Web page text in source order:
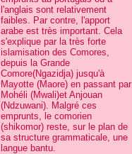
l'anglais sont relativement
faibles. Par contre, l'apport
arabe est très important. Cela
s'explique par la très forte
islamisation des Comores,
depuis la Grande
Comore(Ngazidja) jusqu'à
Mayotte (Maore) en passant par
Mohéli (Mwali)et Anjouan
(Ndzuwani). Malgré ces
emprunts, le comorien
(shikomor) reste, sur le plan de
sa structure grammaticale, une
langue bantu.